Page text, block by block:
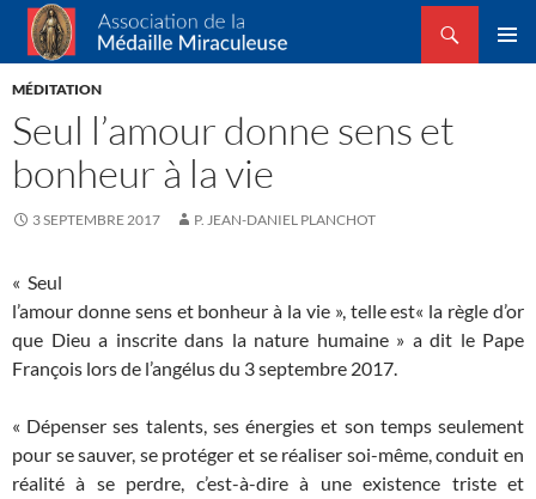
Association de la Médaille Miraculeuse
Recherche
ALLER
AU
MÉDITATION
Seul l’amour donne sens et
bonheur à la vie
3 SEPTEMBRE 2017 P. JEAN-DANIEL PLANCHOT
« Seul
l’amour donne sens et bonheur à la vie », telle est« la règle d’or
que Dieu a inscrite dans la nature humaine » a dit le Pape
François lors de l’angélus du 3 septembre 2017.
« Dépenser ses talents, ses énergies et son temps seulement
pour se sauver, se protéger et se réaliser soi-même, conduit en
réalité à se perdre, c’est-à-dire à une existence triste et